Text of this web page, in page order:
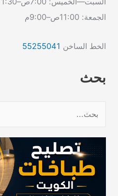
الجمعة: 11:00ص–9:00م
الخط الساخن 55255041
بحث